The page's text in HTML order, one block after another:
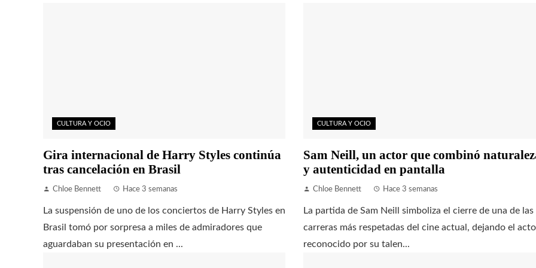
CULTURA Y OCIO
Gira internacional de Harry Styles continúa
tras cancelación en Brasil
Chloe Bennett Hace 3 semanas
La suspensión de uno de los conciertos de Harry Styles en
Brasil tomó por sorpresa a miles de admiradores que
aguardaban su presentación en ...
CULTURA Y OCIO
Sam Neill, un actor que combinó
y autenticidad en pantalla
Chloe Bennett Hace 3 semanas
La partida de Sam Neill simboliza el cierre de una de las
carreras más respetadas del cine actual, dejando el
reconocido por su talen...